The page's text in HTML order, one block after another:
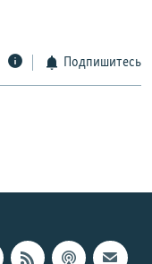
Подпишитесь